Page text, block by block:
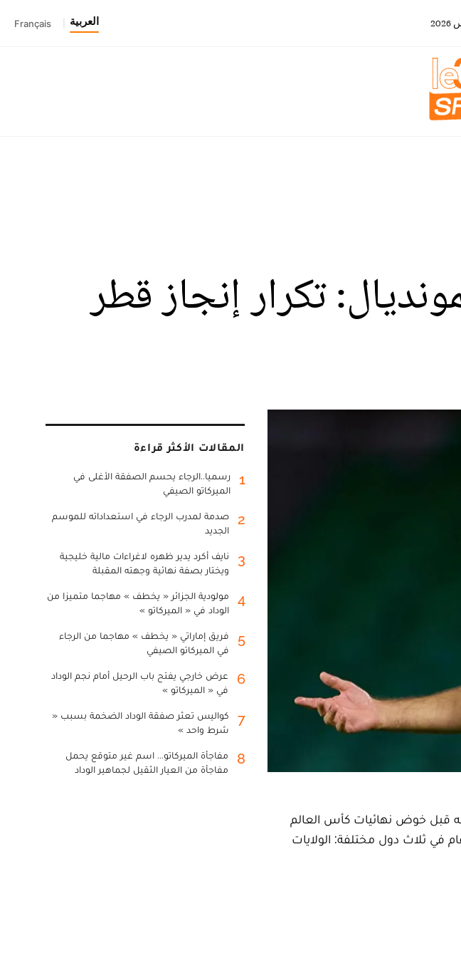
2026 العربية Français
تكرار إنجاز قطر
قبل خوض نهائيات كأس العالم
سهلة في نسخة ستُقام في ثلاث دول مختلفة: الولايات
المقالات الأكثر قراءة
1
رسميا..الرجاء يحسم الصفقة الأغلى في
الميركاتو الصيفي
2
صدمة لمدرب الرجاء في استعداداته للموسم
الجديد
3
نايف أكرد يدير ظهره لاغراءات مالية خليجية
ويختار بصفة نهائية وجهته المقبلة
4
مولودية الجزائر « يخطف » مهاجما متميزا من
الوداد في « الميركاتو »
5
فريق إماراتي « يخطف » مهاجما من الرجاء
في الميركاتو الصيفي
6
عرض خارجي يفتح باب الرحيل أمام نجم الوداد
في « الميركاتو »
7
كواليس تعثر صفقة الوداد الضخمة بسبب «
شرط واحد »
8
مفاجأة الميركاتو... اسم غير متوقع يحمل
مفاجأة من العيار الثقيل لجماهير الوداد